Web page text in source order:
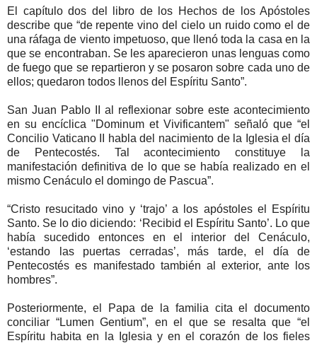
El capítulo dos del libro de los Hechos de los Apóstoles
describe que “de repente vino del cielo un ruido como el de
una ráfaga de viento impetuoso, que llenó toda la casa en la
que se encontraban. Se les aparecieron unas lenguas como
de fuego que se repartieron y se posaron sobre cada uno de
ellos; quedaron todos llenos del Espíritu Santo”.
San Juan Pablo II al reflexionar sobre este acontecimiento
en su encíclica "Dominum et Vivificantem" señaló que “el
Concilio Vaticano II habla del nacimiento de la Iglesia el día
de Pentecostés. Tal acontecimiento constituye la
manifestación definitiva de lo que se había realizado en el
mismo Cenáculo el domingo de Pascua”.
“Cristo resucitado vino y ‘trajo’ a los apóstoles el Espíritu
Santo. Se lo dio diciendo: ‘Recibid el Espíritu Santo’. Lo que
había sucedido entonces en el interior del Cenáculo,
‘estando las puertas cerradas’, más tarde, el día de
Pentecostés es manifestado también al exterior, ante los
hombres”.
Posteriormente, el Papa de la familia cita el documento
conciliar “Lumen Gentium”, en el que se resalta que “el
Espíritu habita en la Iglesia y en el corazón de los fieles